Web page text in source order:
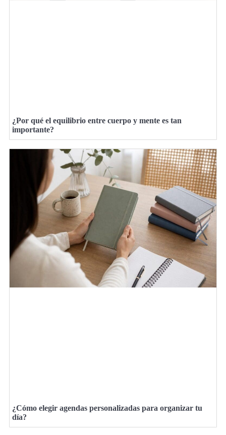
¿Por qué el equilibrio entre cuerpo y mente es tan
importante?
¿Cómo elegir agendas personalizadas para organizar tu
día?